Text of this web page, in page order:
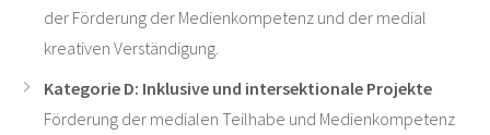
der Förderung der Medienkompetenz und der medial
kreativen Verständigung.
Kategorie D: Inklusive und intersektionale Projekte
Förderung der medialen Teilhabe und Medienkompetenz